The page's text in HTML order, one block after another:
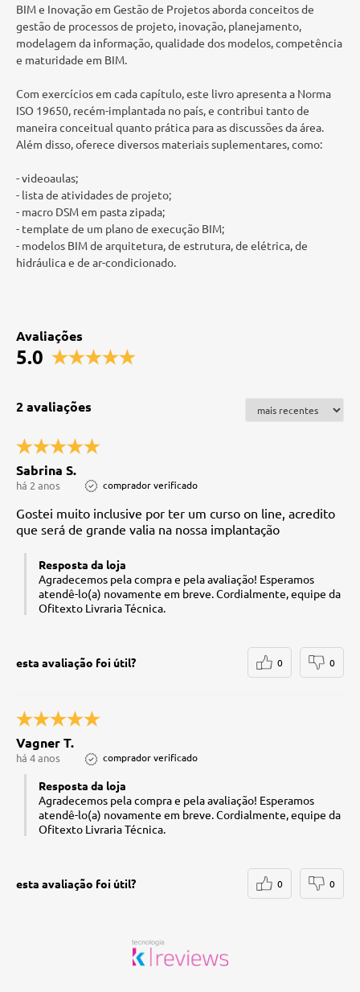
BIM e Inovação em Gestão de Projetos aborda conceitos de
gestão de processos de projeto, inovação, planejamento,
modelagem da informação, qualidade dos modelos, competência
e maturidade em BIM.
Com exercícios em cada capítulo, este livro apresenta a Norma
ISO 19650, recém-implantada no país, e contribui tanto de
maneira conceitual quanto prática para as discussões da área.
Além disso, oferece diversos materiais suplementares, como:
- videoaulas;
- lista de atividades de projeto;
- macro DSM em pasta zipada;
- template de um plano de execução BIM;
- modelos BIM de arquitetura, de estrutura, de elétrica, de
hidráulica e de ar-condicionado.
Avaliações
5.0
2 avaliações
Sabrina S.
há 2 anos comprador verificado
Gostei muito inclusive por ter um curso on line, acredito
que será de grande valia na nossa implantação
Resposta da loja
Agradecemos pela compra e pela avaliação! Esperamos
atendê-lo(a) novamente em breve. Cordialmente, equipe da
Ofitexto Livraria Técnica.
esta avaliação foi útil? 0 0
Vagner T.
há 4 anos comprador verificado
Resposta da loja
Agradecemos pela compra e pela avaliação! Esperamos
atendê-lo(a) novamente em breve. Cordialmente, equipe da
Ofitexto Livraria Técnica.
esta avaliação foi útil? 0 0